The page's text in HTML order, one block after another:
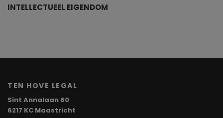
INTELLECTUEEL EIGENDOM
TEN HOVE LEGAL
Sint Annalaan 60
6217 KC Maastricht